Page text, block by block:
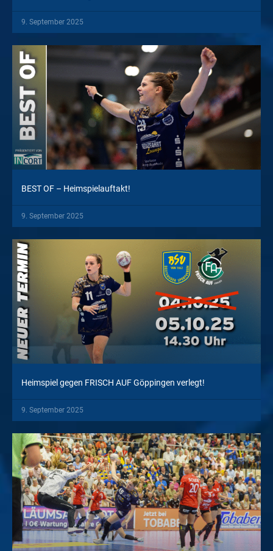
9. September 2025
BEST OF – Heimspielauftakt!
9. September 2025
Heimspiel gegen FRISCH AUF Göppingen verlegt!
9. September 2025